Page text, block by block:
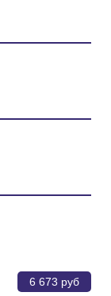
6 673 руб